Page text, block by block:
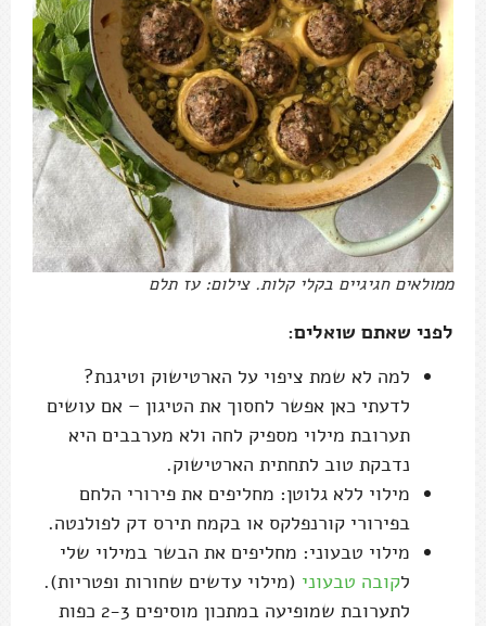
ממולאים חגיגיים בקלי קלות. צילום: עז תלם
לפני שאתם שואלים:
למה לא שמת ציפוי על הארטישוק וטיגנת?
לדעתי כאן אפשר לחסוך את הטיגון – אם עושים
תערובת מילוי מספיק לחה ולא מערבבים היא
נדבקת טוב לתחתית הארטישוק.
מילוי ללא גלוטן: מחליפים את פירורי הלחם
בפירורי קורנפלקס או בקמח תירס דק לפולנטה.
מילוי טבעוני: מחליפים את הבשר במילוי שלי
לקובה טבעוני (מילוי עדשים שחורות ופטריות).
לתערובת שמופיעה במתכון מוסיפים 2-3 כפות